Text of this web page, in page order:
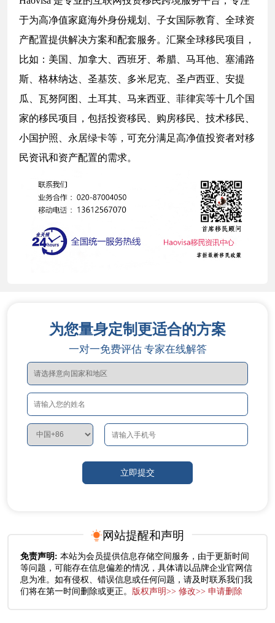
于为高净值家庭海外身份规划、子女国际教育、全球资
产配置提供解决方案和配套服务。汇聚全球移民项目，
比如：美国、加拿大、西班牙、希腊、马耳他、塞浦路
斯、格林纳达、圣基茨、多米尼克、圣卢西亚、安提
瓜、瓦努阿图、土耳其、马来西亚、菲律宾等十几个国
家的移民项目，包括投资移民、购房移民、技术移民、
小国护照、永居绿卡等，可充分满足高净值投资者对移
民资讯和资产配置的需求。
为您量身定制更适合的方案
一对一免费评估 专家在线解答
网站提醒和声明
免责声明: 本站为会员提供信息存储空间服务，由于更新时间
等问题，可能存在信息偏差的情况，具体请以品牌企业官网信
息为准。如有侵权、错误信息或任何问题，请及时联系我们我
们将在第一时间删除或更正。 版权声明>> 修改>> 申请删除